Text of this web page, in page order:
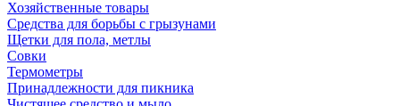
Хозяйственные товары
Средства для борьбы с грызунами
Щетки для пола, метлы
Совки
Термометры
Принадлежности для пикника